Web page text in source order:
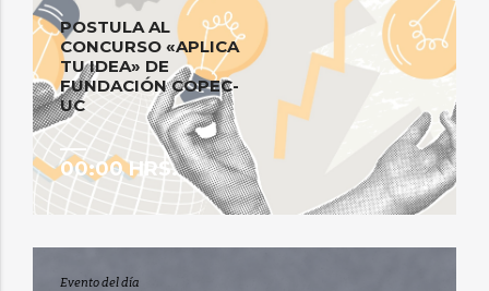
POSTULA AL
CONCURSO «APLICA
TU IDEA» DE
FUNDACIÓN COPEC-
UC
00:00 HRS.
Evento del día